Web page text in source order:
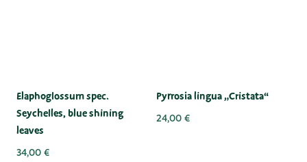
Elaphoglossum spec.
Seychelles, blue shining
leaves
34,00 €
Pyrrosia lingua „Cristata“
24,00 €